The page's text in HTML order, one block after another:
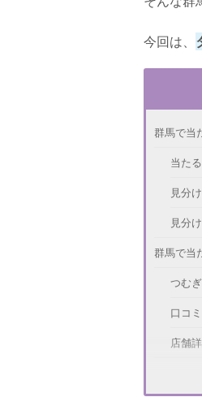
今回は、
群馬で当
当た
見分
見分
群馬で当
つむ
口コミ
店舗